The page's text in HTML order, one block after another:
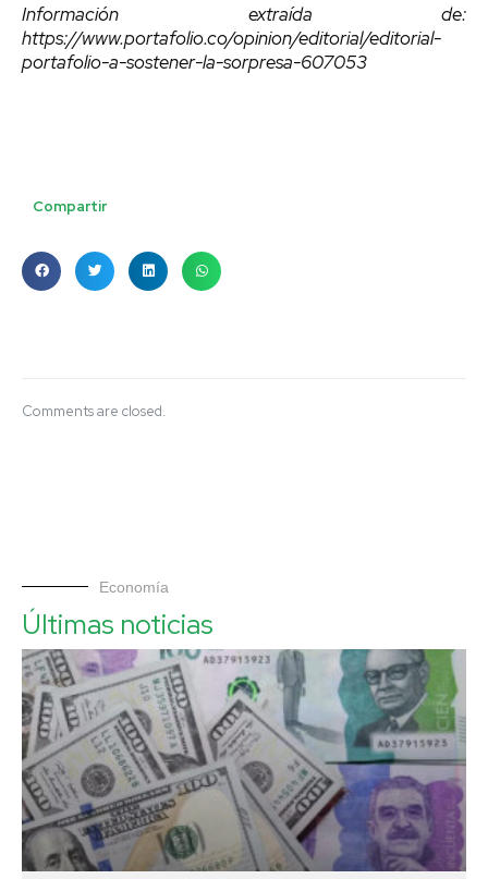
Información extraída de:
https://www.portafolio.co/opinion/editorial/editorial-
portafolio-a-sostener-la-sorpresa-607053
Compartir
Comments are closed.
Economía
Últimas noticias